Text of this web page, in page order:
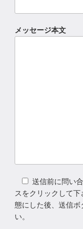
メッセージ本文
送信前に問い
スをクリックして
態にした後、送信ボ
い。